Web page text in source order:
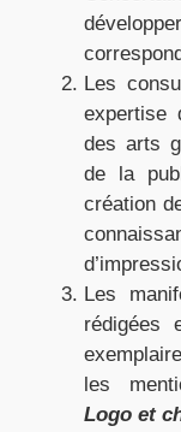
Les
expertise
des arts
de la
création
Les
rédigées
les
Logo et